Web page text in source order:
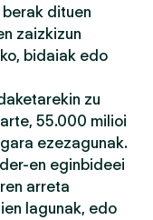
dituen
zaizkizun
bidaiak edo
zu
55.000 milioi
ezezagunak.
en eginbideei
arreta
lagunak, edo